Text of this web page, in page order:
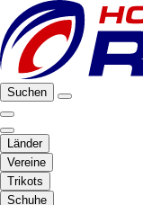
Suchen
Länder
Vereine
Trikots
Schuhe